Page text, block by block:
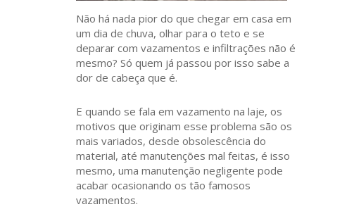
Não há nada pior do que chegar em casa em
um dia de chuva, olhar para o teto e se
deparar com vazamentos e infiltrações não é
mesmo? Só quem já passou por isso sabe a
dor de cabeça que é.
E quando se fala em vazamento na laje, os
motivos que originam esse problema são os
mais variados, desde obsolescência do
material, até manutenções mal feitas, é isso
mesmo, uma manutenção negligente pode
acabar ocasionando os tão famosos
vazamentos.